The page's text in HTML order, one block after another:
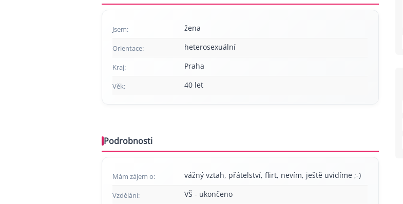
Jsem: žena
Orientace: heterosexuální
Kraj: Praha
Věk: 40 let
Podrobnosti
Mám zájem o: vážný vztah, přátelství, flirt, nevím, ještě uvidíme ;-)
Vzdělání: VŠ - ukončeno